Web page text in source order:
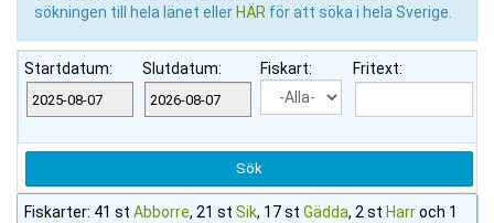
sökningen till hela länet eller HÄR för att söka i hela Sverige.
Startdatum: Slutdatum: Fiskart: Fritext:
Fiskarter: 41 st Abborre, 21 st Sik, 17 st Gädda, 2 st Harroch 1